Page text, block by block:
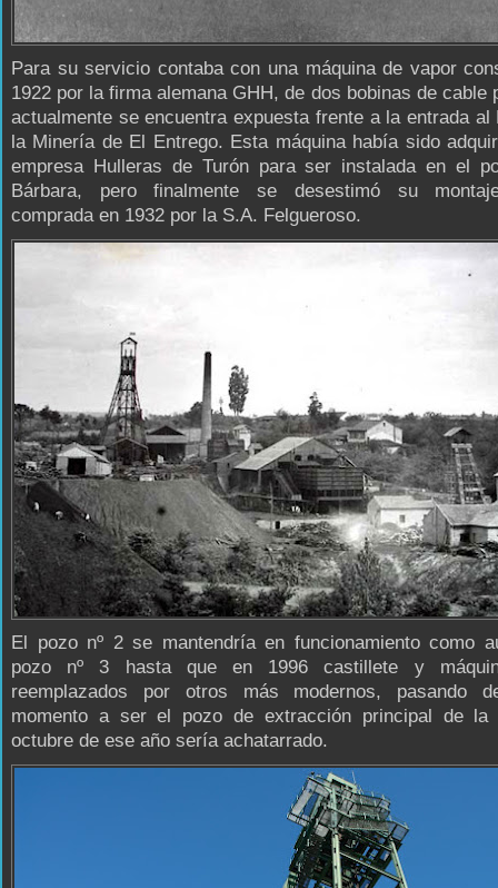
Para su servicio contaba con una máquina de vapor
1922 por la firma alemana GHH, de dos bobinas de cable
actualmente se encuentra expuesta frente a la entrada al
la Minería de El Entrego. Esta máquina había sido
empresa Hulleras de Turón para ser instalada en el
Bárbara, pero finalmente se desestimó su
comprada en 1932 por la S.A. Felgueroso.
El pozo nº 2 se mantendría en funcionamiento como
pozo nº 3 hasta que en 1996 castillete y
reemplazados por otros más modernos, pasando
momento a ser el pozo de extracción principal de la
octubre de ese año sería achatarrado.